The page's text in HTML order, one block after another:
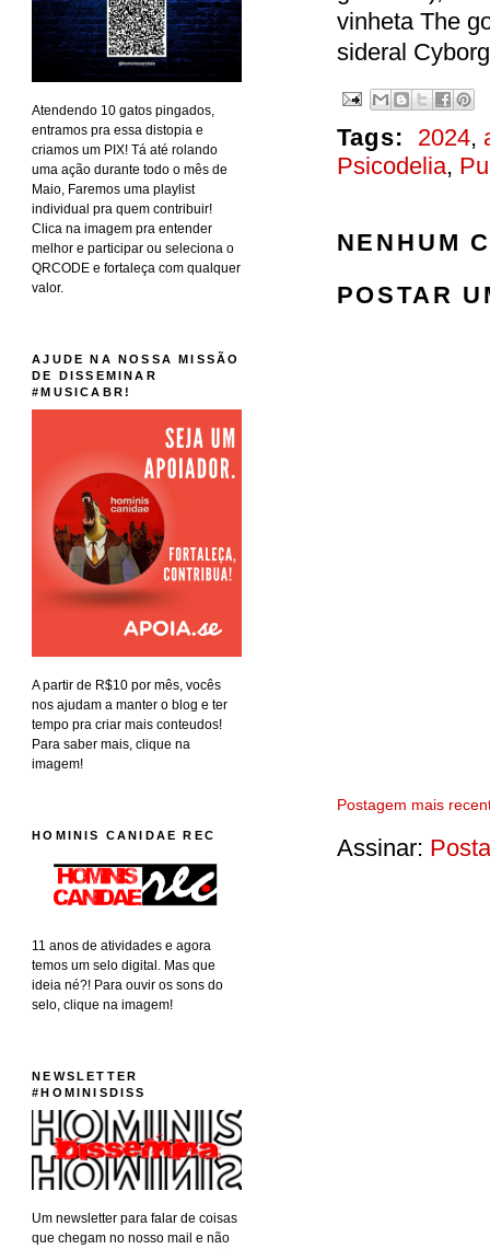
vinheta The
sideral
Tags: 2024,
Psicodelia,
NENHUM
POSTAR
Postagem mais
Assinar:
Atendendo 10 gatos pingados,
entramos pra essa distopia e
criamos um PIX! Tá até rolando
uma ação durante todo o mês de
Maio, Faremos uma playlist
individual pra quem contribuir!
Clica na imagem pra entender
melhor e participar ou seleciona o
QRCODE e fortaleça com qualquer
valor.
AJUDE NA NOSSA MISSÃO
DE DISSEMINAR
#MUSICABR!
A partir de R$10 por mês, vocês
nos ajudam a manter o blog e ter
tempo pra criar mais conteudos!
Para saber mais, clique na
imagem!
HOMINIS CANIDAE REC
11 anos de atividades e agora
temos um selo digital. Mas que
ideia né?! Para ouvir os sons do
selo, clique na imagem!
NEWSLETTER
#HOMINISDISS
Um newsletter para falar de coisas
que chegam no nosso mail e não